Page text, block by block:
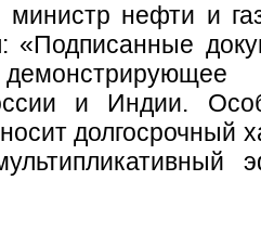
министр нефти и
«Подписанные
и Индии.
долгосрочный